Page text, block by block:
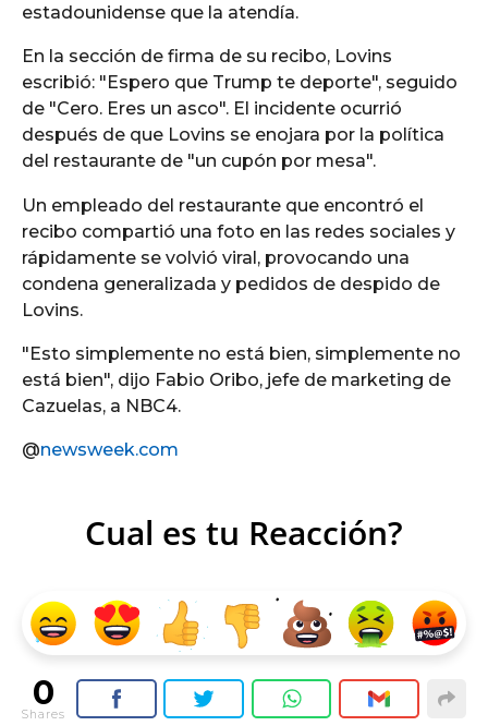
estadounidense que la atendía.
En la sección de firma de su recibo, Lovins
escribió: "Espero que Trump te deporte", seguido
de "Cero. Eres un asco". El incidente ocurrió
después de que Lovins se enojara por la política
del restaurante de "un cupón por mesa".
Un empleado del restaurante que encontró el
recibo compartió una foto en las redes sociales y
rápidamente se volvió viral, provocando una
condena generalizada y pedidos de despido de
Lovins.
"Esto simplemente no está bien, simplemente no
está bien", dijo Fabio Oribo, jefe de marketing de
Cazuelas, a NBC4.
@newsweek.com
Cual es tu Reacción?
0
Shares